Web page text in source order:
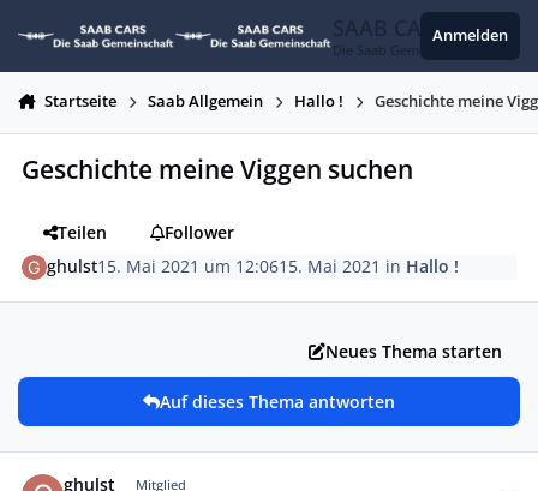
SAAB CARS
Die Saab Gemeinschaft
Anmelden
Startseite Saab Allgemein Hallo ! Geschichte meine
Geschichte meine Viggen suchen
Teilen
Follower
ghulst15. Mai 2021 um 12:0615. Mai 2021 in Hallo !
Neues Thema starten
Auf dieses Thema antworten
ghulst Mitglied